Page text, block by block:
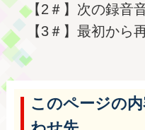
【2＃】次の録音
【3＃】最初から
このページの